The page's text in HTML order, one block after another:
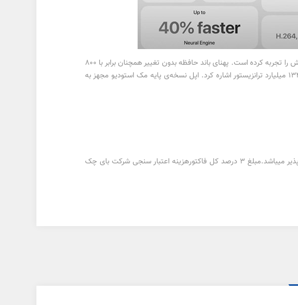
تراشه‌ی M2 Ultra اپل از حداکثر رم 192 گیگابایتی بهره می‌برد که نسبت‌به نسل پیشین 50 درصد افزایش را تجربه کرده است. پهنای باند حافظه بدون تغییر همچنان برابر با 800
گیگابایت‌برثانیه می‌باشد. از دیگر ویژگی‌‌های تراشه M2 Ultra می‌توان به واحد عصبی 32 هسته‌ای و 134 میلیارد ترانزیستور اشاره کرد. اپل نسخه‌ی پایه مک استودیو مجهز به
تغییر در تعداد اقساط ،دادن یک برگ چک به ازای دو یا سه قسط و یا تغییر مبلغ پیش قسط امکان پذیر میباشد.مبلغ 3 درصد کل فاکتورهزینه اعتبار سنجی شرکت بای چک